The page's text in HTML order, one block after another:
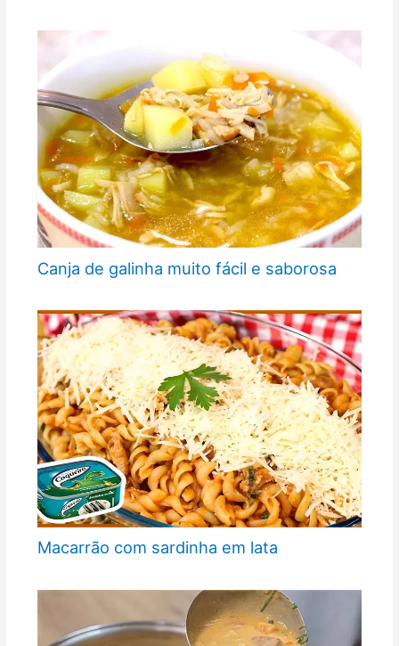
Canja de galinha muito fácil e saborosa
Macarrão com sardinha em lata